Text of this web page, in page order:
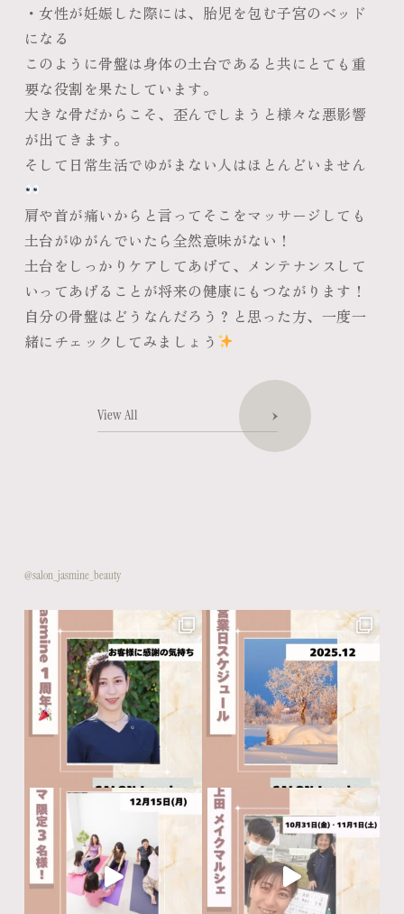
・女性が妊娠した際には、胎児を包む子宮のベッド
になる
このように骨盤は身体の土台であると共にとても重
要な役割を果たしています。
大きな骨だからこそ、歪んでしまうと様々な悪影響
が出てきます。
そして日常生活でゆがまない人はほとんどいません
肩や首が痛いからと言ってそこをマッサージしても
土台がゆがんでいたら全然意味がない！
土台をしっかりケアしてあげて、メンテナンスして
いってあげることが将来の健康にもつながります！
自分の骨盤はどうなんだろう？と思った方、一度一
緒にチェックしてみましょう
View All
@salon_jasmine_beauty